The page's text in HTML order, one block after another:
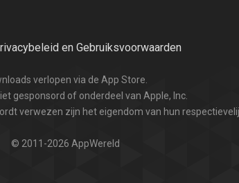
en Gebruiksvoorwaarden
verlopen via de App Store.
gesponsord of onderdeel van Apple, Inc.
verwezen zijn het eigendom van hun
© 2011-2026 AppWereld